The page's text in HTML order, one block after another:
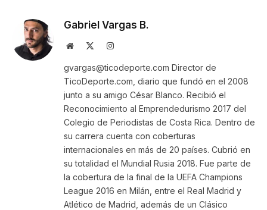
Gabriel Vargas B.
Website Instagram
gvargas@ticodeporte.com Director de
TicoDeporte.com, diario que fundó en el 2008
junto a su amigo César Blanco. Recibió el
Reconocimiento al Emprendedurismo 2017 del
Colegio de Periodistas de Costa Rica. Dentro de
su carrera cuenta con coberturas
internacionales en más de 20 países. Cubrió en
su totalidad el Mundial Rusia 2018. Fue parte de
la cobertura de la final de la UEFA Champions
League 2016 en Milán, entre el Real Madrid y
Atlético de Madrid, además de un Clásico